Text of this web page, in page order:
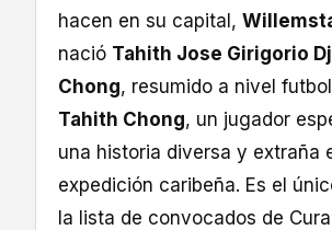
hacen en su capital,
nació Tahith Jose Girigorio
Chong, resumido a nivel
Tahith Chong, un jugador
una historia diversa y extraña
expedición caribeña. Es el
la lista de convocados de